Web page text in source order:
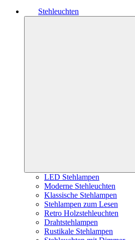
Stehleuchten
LED Stehlampen
Moderne Stehleuchten
Klassische Stehlampen
Stehlampen zum Lesen
Retro Holzstehleuchten
Drahtstehlampen
Rustikale Stehlampen